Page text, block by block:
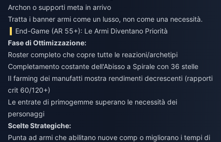
Archon o supporti meta in arrivo
Tratta i banner armi come un lusso, non come una necessità.
End-Game (AR 55+): Le Armi Diventano Priorità
Fase di Ottimizzazione:
Roster completo che copre tutte le reazioni/archetipi
Completamento costante dell'Abisso a Spirale con 36 stelle
Il farming dei manufatti mostra rendimenti decrescenti (rapporti
crit 60/120+)
Le entrate di primogemme superano le necessità dei
personaggi
Scelte Strategiche:
Punta ad armi che abilitano nuove comp o migliorano i tempi di